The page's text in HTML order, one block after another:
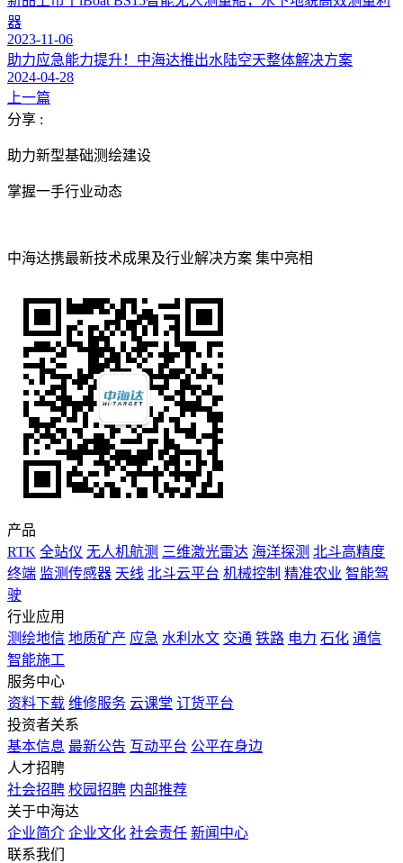
器
2023-11-06
助力应急能力提升！中海达推出水陆空天整体解决方案
2024-04-28
上一篇
分享 :
助力新型基础测绘建设
掌握一手行业动态
中海达携最新技术成果及行业解决方案 集中亮相
产品
RTK 全站仪 无人机航测 三维激光雷达 海洋探测 北斗高精度
终端 监测传感器 天线 北斗云平台 机械控制 精准农业 智能驾
驶
行业应用
测绘地信 地质矿产 应急 水利水文 交通 铁路 电力 石化 通信
智能施工
服务中心
资料下载 维修服务 云课堂 订货平台
投资者关系
基本信息 最新公告 互动平台 公平在身边
人才招聘
社会招聘 校园招聘 内部推荐
关于中海达
企业简介 企业文化 社会责任 新闻中心
联系我们